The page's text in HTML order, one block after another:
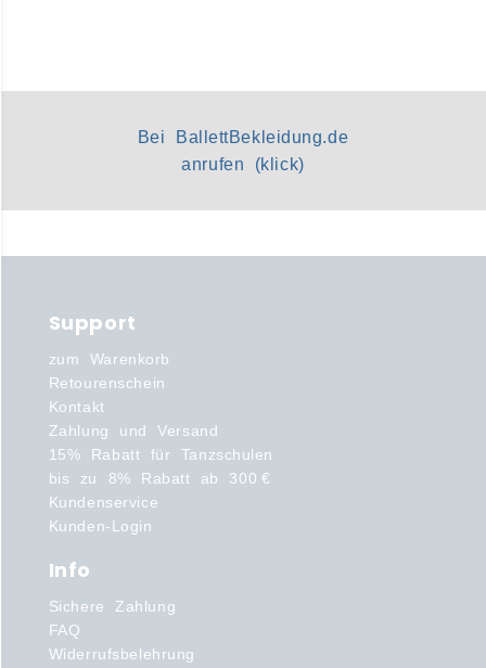
Bei BallettBekleidung.de
anrufen (klick)
Support
zum Warenkorb
Retourenschein
Kontakt
Zahlung und Versand
15% Rabatt für Tanzschulen
bis zu 8% Rabatt ab 300 €
Kundenservice
Kunden-Login
Info
Sichere Zahlung
FAQ
Widerrufsbelehrung